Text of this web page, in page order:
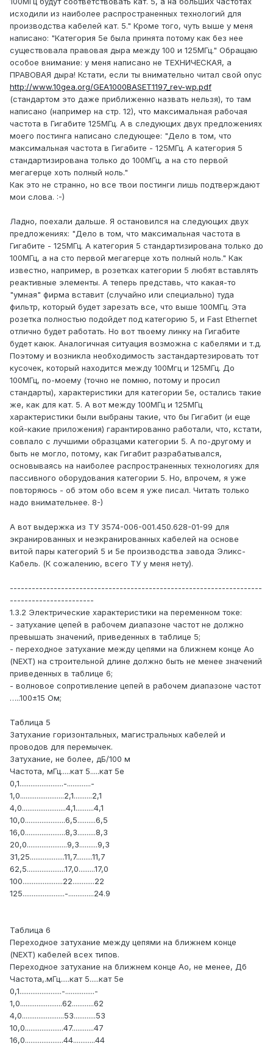
исходили из наиболее распространенных технологий для
производства кабелей кат. 5." Кроме того, чуть выше у меня
написано: "Категория 5e была принята потому как без нее
существовала правовая дыра между 100 и 125МГц." Обращаю
особое внимание: у меня написано не ТЕХНИЧЕСКАЯ, а
ПРАВОВАЯ дыра! Кстати, если ты внимательно читал свой опус
http://www.10gea.org/GEA1000BASET1197_rev-wp.pdf
(стандартом это даже приближенно назвать нельзя), то там
написано (например на стр. 12), что максимальная рабочая
частота в Гигабите 125МГц. А в следующих двух предложениях
моего постинга написано следующее: "Дело в том, что
максимальная частота в Гигабите - 125МГц. А категория 5
стандартизирована только до 100МГц, а на сто первой
мегагерце хоть полный ноль."
Как это не странно, но все твои постинги лишь подтверждают
мои слова. :-)
Ладно, поехали дальше. Я остановился на следующих двух
предложениях: "Дело в том, что максимальная частота в
Гигабите - 125МГц. А категория 5 стандартизирована только до
100МГц, а на сто первой мегагерце хоть полный ноль." Как
известно, например, в розетках категории 5 любят вставлять
реактивные элементы. А теперь представь, что какая-то
"умная" фирма вставит (случайно или специально) туда
фильтр, который будет зарезать все, что выше 100МГц. Эта
розетка полностью подойдет под категорию 5, и Fast Ethernet
отлично будет работать. Но вот твоему линку на Гигабите
будет каюк. Аналогичная ситуация возможна с кабелями и т.д.
Поэтому и возникла необходимость застандартезировать тот
кусочек, который находится между 100Мгц и 125МГц. До
100МГц, по-моему (точно не помню, потому и просил
стандарты), характеристики для категории 5e, остались такие
же, как для кат. 5. А вот между 100МГц и 125МГц
характеристики были выбраны такие, что бы Гигабит (и еще
кой-какие приложения) гарантированно работали, что, кстати,
совпало с лучшими образцами категории 5. А по-другому и
быть не могло, потому, как Гигабит разрабатывался,
основываясь на наиболее распространенных технологиях для
пассивного оборудования категории 5. Но, впрочем, я уже
повторяюсь - об этом обо всем я уже писал. Читать только
надо внимательнее. 8-)
А вот выдержка из ТУ 3574-006-001.450.628-01-99 для
экранированных и неэкранированных кабелей на основе
витой пары категорий 5 и 5e производства завода Эликс-
Кабель. (К сожалению, всего ТУ у меня нету).
---------------------------------------------------------------------
-----------------------
1.3.2 Электрические характеристики на переменном токе:
- затухание цепей в рабочем диапазоне частот не должно
превышать значений, приведенных в таблице 5;
- переходное затухание между цепями на ближнем конце Ао
(NEXT) на строительной длине должно быть не менее значений
приведенных в таблице 6;
- волновое сопротивление цепей в рабочем диапазоне частот
…..100±15 Ом;
Таблица 5
Затухание горизонтальных, магистральных кабелей и
проводов для перемычек.
Затухание, не более, дБ/100 м
Частота, мГц.....кат 5.....кат 5е
0,1........................-.............-
1,0........................2,1..........2,1
4,0........................4,1..........4,1
10,0......................6,5..........6,5
16,0......................8,3..........8,3
20,0......................9,3..........9,3
31,25...................11,7.........11,7
62,5.....................17,0.........17,0
100......................22............22
125.......................-..............24.9
Таблица 6
Переходное затухание между цепями на ближнем конце
(NEXT) кабелей всех типов.
Переходное затухание на ближнем конце Ао, не менее, Дб
Частота,.мГц.....кат 5.....кат 5е
0,1.......................-................-
1,0.......................62............62
4,0.......................53............53
10,0.....................47............47
16,0.....................44............44